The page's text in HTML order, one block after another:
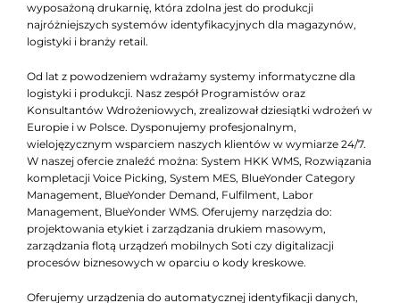
wyposażoną drukarnię, która zdolna jest do produkcji
najróżniejszych systemów identyfikacyjnych dla magazynów,
logistyki i branży retail.
Od lat z powodzeniem wdrażamy systemy informatyczne dla
logistyki i produkcji. Nasz zespół Programistów oraz
Konsultantów Wdrożeniowych, zrealizował dziesiątki wdrożeń w
Europie i w Polsce. Dysponujemy profesjonalnym,
wielojęzycznym wsparciem naszych klientów w wymiarze 24/7.
W naszej ofercie znaleźć można: System HKK WMS, Rozwiązania
kompletacji Voice Picking, System MES, BlueYonder Category
Management, BlueYonder Demand, Fulfilment, Labor
Management, BlueYonder WMS. Oferujemy narzędzia do:
projektowania etykiet i zarządzania drukiem masowym,
zarządzania flotą urządzeń mobilnych Soti czy digitalizacji
procesów biznesowych w oparciu o kody kreskowe.
Oferujemy urządzenia do automatycznej identyfikacji danych,